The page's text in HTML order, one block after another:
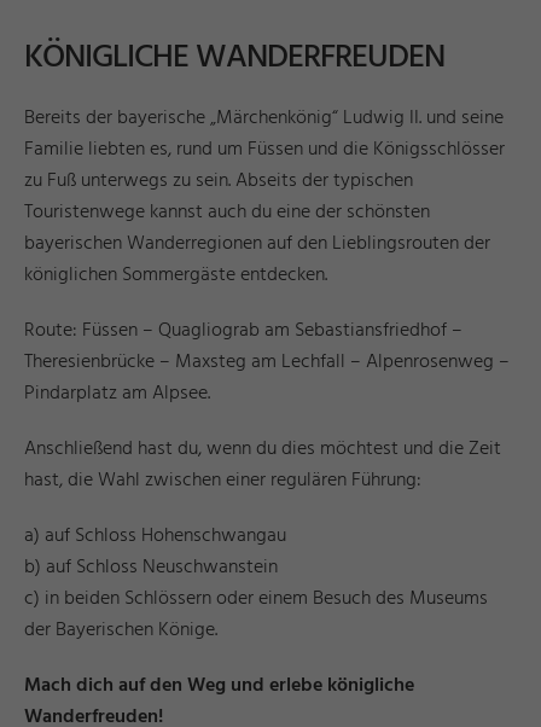
KÖNIGLICHE WANDERFREUDEN
Bereits der bayerische „Märchenkönig“ Ludwig II. und seine
Familie liebten es, rund um Füssen und die Königsschlösser
zu Fuß unterwegs zu sein. Abseits der typischen
Touristenwege kannst auch du eine der schönsten
bayerischen Wanderregionen auf den Lieblingsrouten der
königlichen Sommergäste entdecken.
Route: Füssen – Quagliograb am Sebastiansfriedhof –
Theresienbrücke – Maxsteg am Lechfall – Alpenrosenweg –
Pindarplatz am Alpsee.
Anschließend hast du, wenn du dies möchtest und die Zeit
hast, die Wahl zwischen einer regulären Führung:
a) auf Schloss Hohenschwangau
b) auf Schloss Neuschwanstein
c) in beiden Schlössern oder einem Besuch des Museums
der Bayerischen Könige.
Mach dich auf den Weg und erlebe königliche
Wanderfreuden!